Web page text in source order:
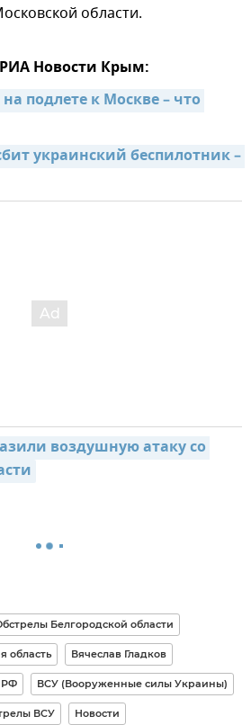
области.
Новости Крым:
подлете к Москве – что
украинский беспилотник –
воздушную атаку со
Белгородской области
область Вячеслав Гладков
РФ ВСУ (Вооруженные силы Украины)
ВСУ Новости